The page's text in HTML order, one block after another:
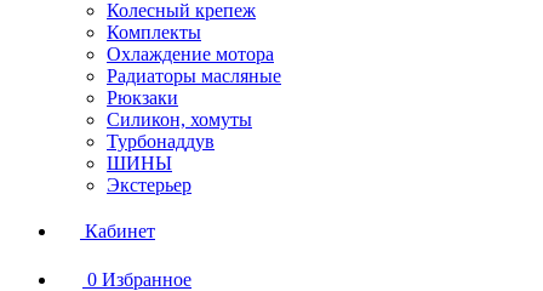
Колесный крепеж
Комплекты
Охлаждение мотора
Радиаторы масляные
Рюкзаки
Силикон, хомуты
Турбонаддув
ШИНЫ
Экстерьер
Кабинет
0 Избранное